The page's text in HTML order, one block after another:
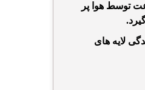
توسط هوا پر
لایه های